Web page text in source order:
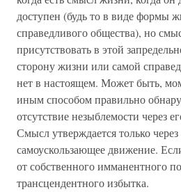
доступен (будь то в виде формы
справедливого общества), но
присутствовать в этой
сторону жизни или самой
нет в настоящем. Может быть,
иным способом правильно
отсутствие незыблемости через
Смысл утверждается только
самоускользающее движение.
от собственного имманентного
трансцендентного избытка.